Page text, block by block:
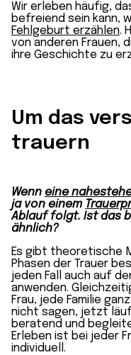
Wir erleben häufig,
befreiend sein kann,
Fehlgeburt erzählen.
von anderen Frauen,
ihre Geschichte zu
Um das
trauern
Wenn eine
ja von einem
Ablauf folgt. Ist das
ähnlich?
Es gibt theoretische
Phasen der Trauer
jeden Fall auch auf
anwenden.
Frau, jede Familie
nicht sagen, jetzt
beratend und
Erleben ist bei jeder
individuell.